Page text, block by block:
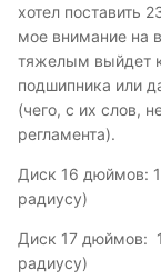
хотел поставить
мое внимание на
тяжелым выйдет
подшипника или
(чего, с их слов,
регламента).
Диск 16 дюймов:
радиусу)
Диск 17 дюймов:
радиусу)